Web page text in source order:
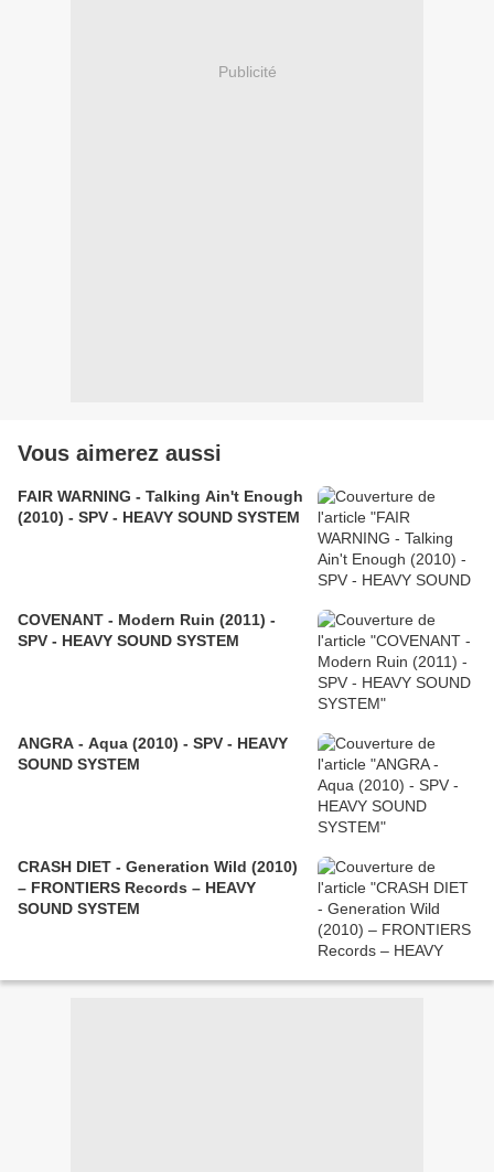
Publicité
Vous aimerez aussi
FAIR WARNING - Talking Ain't Enough
(2010) - SPV - HEAVY SOUND SYSTEM
COVENANT - Modern Ruin (2011) -
SPV - HEAVY SOUND SYSTEM
ANGRA - Aqua (2010) - SPV - HEAVY
SOUND SYSTEM
CRASH DIET - Generation Wild (2010)
– FRONTIERS Records – HEAVY
SOUND SYSTEM